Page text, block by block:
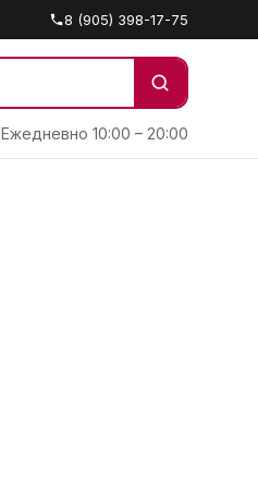
8 (905) 398-17-75
Ежедневно 10:00 – 20:00